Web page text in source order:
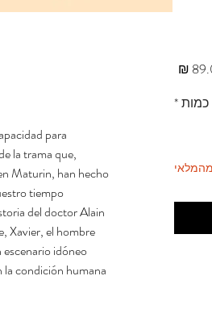
para
la trama que,
Maturin, han hecho
tiempo.
del doctor Alain
Xavier, el hombre
idóneo
condición humana.
כמות*